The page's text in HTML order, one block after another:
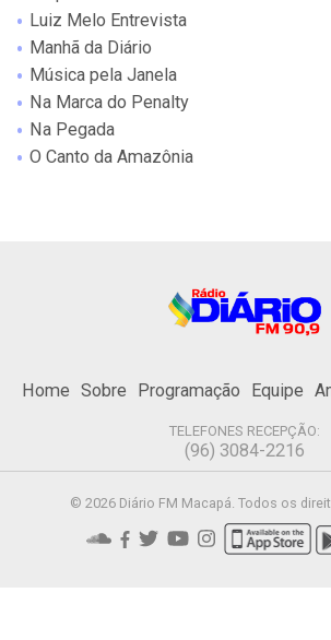
Luiz Melo Entrevista
Manhã da Diário
Música pela Janela
Na Marca do Penalty
Na Pegada
O Canto da Amazônia
Home Sobre Programação Equipe
TELEFONES RECEPÇÃO:
(96) 3084-2216
© 2026 Diário FM Macapá. Todos os